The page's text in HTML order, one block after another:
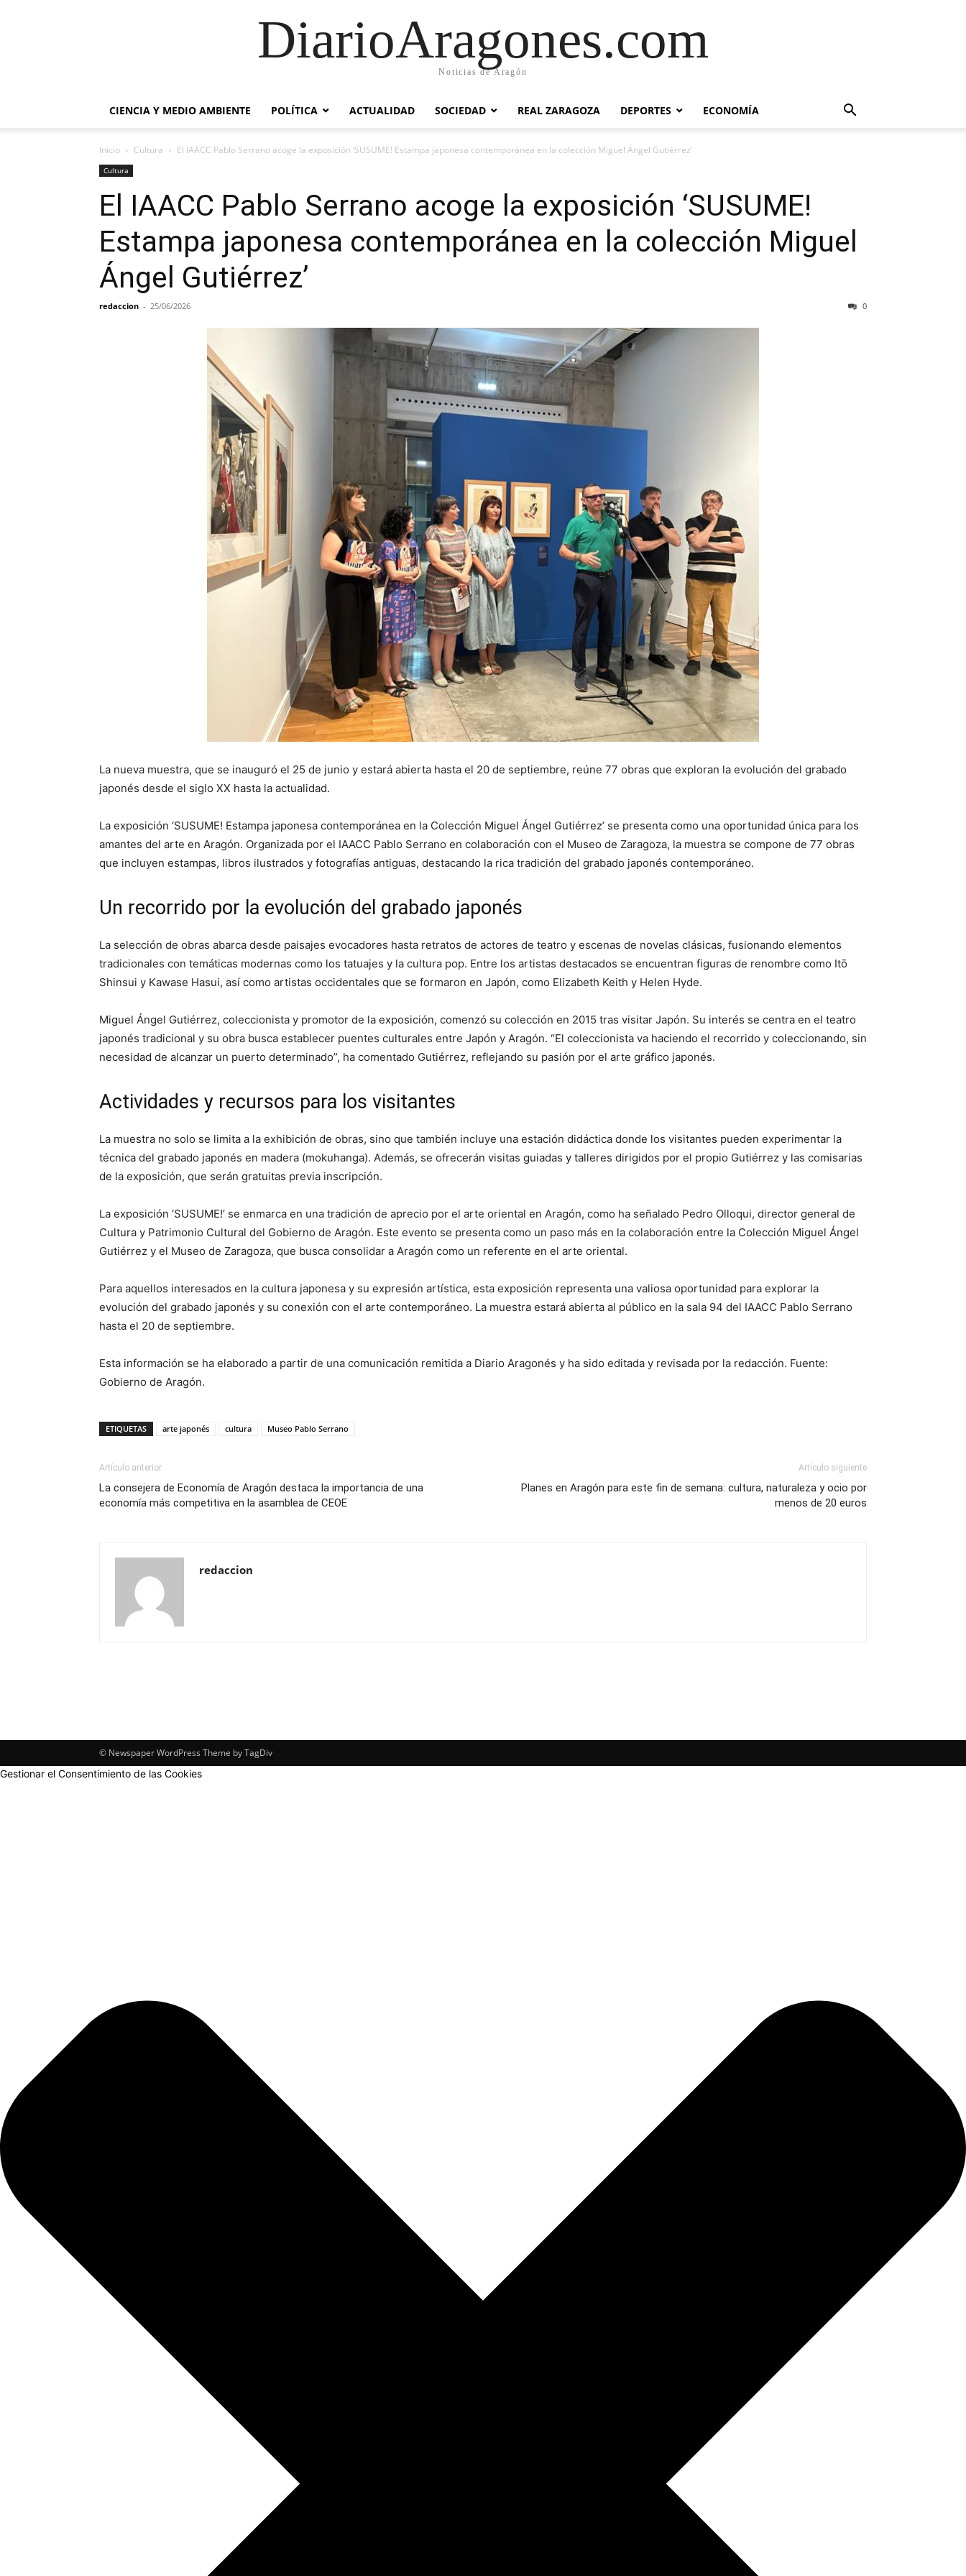
DiarioAragones.com
Noticias de Aragón
CIENCIA Y MEDIO AMBIENTE POLÍTICA ACTUALIDAD SOCIEDAD REAL ZARAGOZA DEPORTES ECONOMÍA
Inicio Cultura El IAACC Pablo Serrano acoge la exposición ‘SUSUME! Estampa japonesa contemporánea en la colección Miguel Ángel Gutiérrez’
Cultura
El IAACC Pablo Serrano acoge la exposición ‘SUSUME!
Estampa japonesa contemporánea en la colección Miguel
Ángel Gutiérrez’
redaccion - 25/06/2026 0
La nueva muestra, que se inauguró el 25 de junio y estará abierta hasta el 20 de septiembre, reúne 77 obras que exploran la evolución del grabado
japonés desde el siglo XX hasta la actualidad.
La exposición ‘SUSUME! Estampa japonesa contemporánea en la Colección Miguel Ángel Gutiérrez’ se presenta como una oportunidad única para los
amantes del arte en Aragón. Organizada por el IAACC Pablo Serrano en colaboración con el Museo de Zaragoza, la muestra se compone de 77 obras
que incluyen estampas, libros ilustrados y fotografías antiguas, destacando la rica tradición del grabado japonés contemporáneo.
Un recorrido por la evolución del grabado japonés
La selección de obras abarca desde paisajes evocadores hasta retratos de actores de teatro y escenas de novelas clásicas, fusionando elementos
tradicionales con temáticas modernas como los tatuajes y la cultura pop. Entre los artistas destacados se encuentran figuras de renombre como Itō
Shinsui y Kawase Hasui, así como artistas occidentales que se formaron en Japón, como Elizabeth Keith y Helen Hyde.
Miguel Ángel Gutiérrez, coleccionista y promotor de la exposición, comenzó su colección en 2015 tras visitar Japón. Su interés se centra en el teatro
japonés tradicional y su obra busca establecer puentes culturales entre Japón y Aragón. “El coleccionista va haciendo el recorrido y coleccionando, sin
necesidad de alcanzar un puerto determinado”, ha comentado Gutiérrez, reflejando su pasión por el arte gráfico japonés.
Actividades y recursos para los visitantes
La muestra no solo se limita a la exhibición de obras, sino que también incluye una estación didáctica donde los visitantes pueden experimentar la
técnica del grabado japonés en madera (mokuhanga). Además, se ofrecerán visitas guiadas y talleres dirigidos por el propio Gutiérrez y las comisarias
de la exposición, que serán gratuitas previa inscripción.
La exposición ‘SUSUME!’ se enmarca en una tradición de aprecio por el arte oriental en Aragón, como ha señalado Pedro Olloqui, director general de
Cultura y Patrimonio Cultural del Gobierno de Aragón. Este evento se presenta como un paso más en la colaboración entre la Colección Miguel Ángel
Gutiérrez y el Museo de Zaragoza, que busca consolidar a Aragón como un referente en el arte oriental.
Para aquellos interesados en la cultura japonesa y su expresión artística, esta exposición representa una valiosa oportunidad para explorar la
evolución del grabado japonés y su conexión con el arte contemporáneo. La muestra estará abierta al público en la sala 94 del IAACC Pablo Serrano
hasta el 20 de septiembre.
Esta información se ha elaborado a partir de una comunicación remitida a Diario Aragonés y ha sido editada y revisada por la redacción. Fuente:
Gobierno de Aragón.
ETIQUETAS arte japonés cultura Museo Pablo Serrano
Artículo anterior
La consejera de Economía de Aragón destaca la importancia de una
economía más competitiva en la asamblea de CEOE
Artículo siguiente
Planes en Aragón para este fin de semana: cultura, naturaleza y ocio por
menos de 20 euros
redaccion
© Newspaper WordPress Theme by TagDiv
Gestionar el Consentimiento de las Cookies